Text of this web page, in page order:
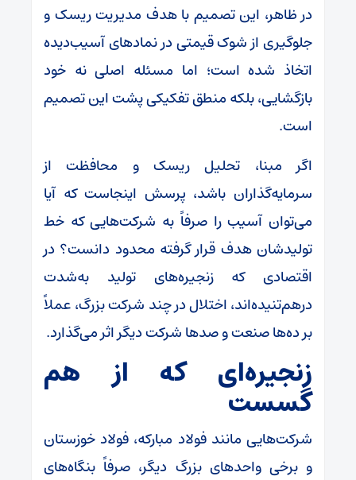
در ظاهر، این تصمیم با هدف مدیریت ریسک و
جلوگیری از شوک قیمتی در نماد‌های آسیب‌دیده
اتخاذ شده است؛ اما مسئله اصلی نه خود
بازگشایی، بلکه منطق تفکیکی پشت این تصمیم
است.
اگر مبنا، تحلیل ریسک و محافظت از
سرمایه‌گذاران باشد، پرسش اینجاست که آیا
می‌توان آسیب را صرفاً به شرکت‌هایی که خط
تولیدشان هدف قرار گرفته محدود دانست؟ در
اقتصادی که زنجیره‌های تولید به‌شدت
درهم‌تنیده‌اند، اختلال در چند شرکت بزرگ، عملاً
بر ده‌ها صنعت و صد‌ها شرکت دیگر اثر می‌گذارد.
زنجیره‌ای که از هم
گسست
شرکت‌هایی مانند فولاد مبارکه، فولاد خوزستان
و برخی واحد‌های بزرگ دیگر، صرفاً بنگاه‌های